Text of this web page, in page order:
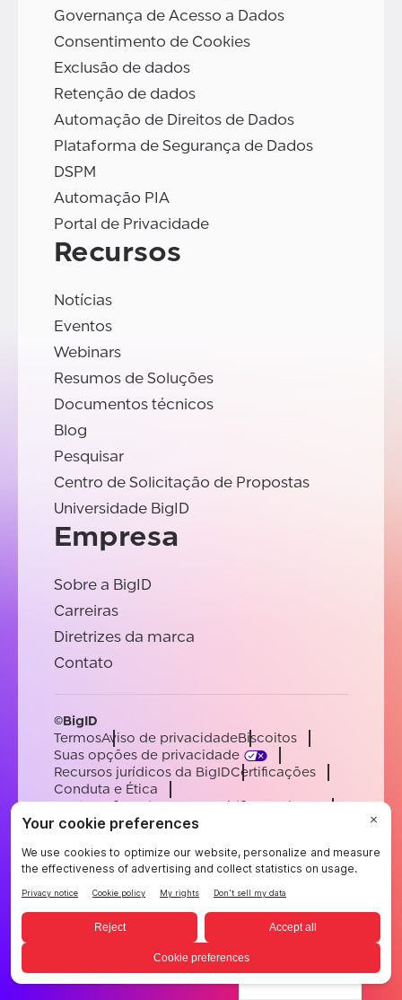
Governança de Acesso a Dados
Consentimento de Cookies
Exclusão de dados
Retenção de dados
Automação de Direitos de Dados
Plataforma de Segurança de Dados
DSPM
Automação PIA
Portal de Privacidade
Recursos
Notícias
Eventos
Webinars
Resumos de Soluções
Documentos técnicos
Blog
Pesquisar
Centro de Solicitação de Propostas
Universidade BigID
Empresa
Sobre a BigID
Carreiras
Diretrizes da marca
Contato
©BigID
TermosAviso de privacidadeBiscoitos
Suas opções de privacidade
Recursos jurídicos da BigIDCertificações
Conduta e Ética
Declaração sobre a escravidão moderna
SubprocessadoresApoiar
EnglishGermanFrenchSpanishPortuguese
Portuguese